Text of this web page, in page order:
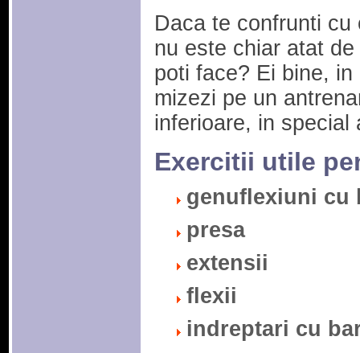
Daca te confrunti
nu este chiar atat
poti face? Ei bine,
mizezi pe un
inferioare, in special
Exercitii utile
genuflexiuni cu
presa
extensii
flexii
indreptari cu